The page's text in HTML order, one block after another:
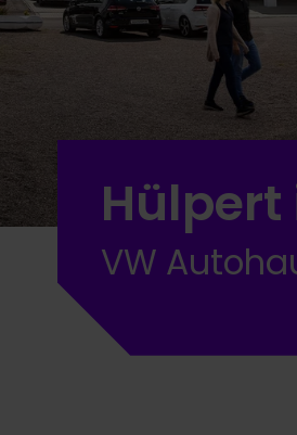
Hülpert
VW